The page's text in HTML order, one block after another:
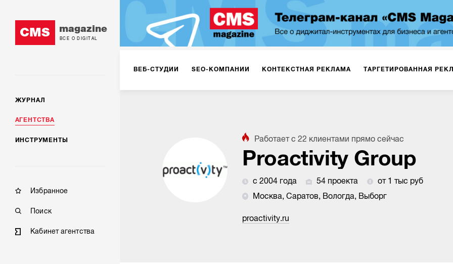
CMS magazine
ВСЕ О DIGITAL
ЖУРНАЛ
АГЕНТСТВА
ИНСТРУМЕНТЫ
Избранное
Поиск
Кабинет агентства
ВЕБ-СТУДИИ SEO-КОМПАНИИ КОНТЕКСТНАЯ РЕКЛАМА ТАРГЕТИРОВАННАЯ
РЕКЛАМА НА ИНТЕРНЕТ-ПЛОЩАДКАХ РАБОТА С МАРКЕТПЛЕЙСАМИ
Работает с22 клиентами прямо сейчас
Proactivity Group
с 2004 года 54 проекта
от 1 тыс руб
Москва, Саратов, Вологда, Выборг
proactivity.ru